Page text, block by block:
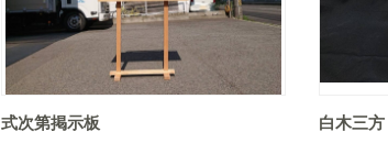
式次第掲示板 白木三方